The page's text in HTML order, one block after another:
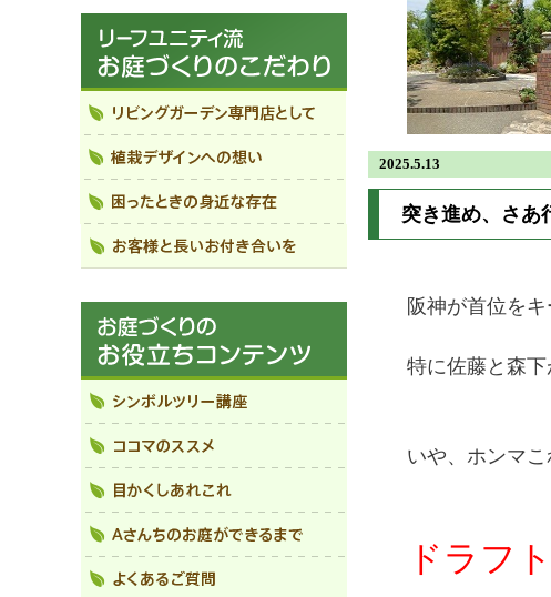
2025.5.13
突き進め、さあ
阪神が首位をキ
特に佐藤と森
いや、ホンマ
ドラフ